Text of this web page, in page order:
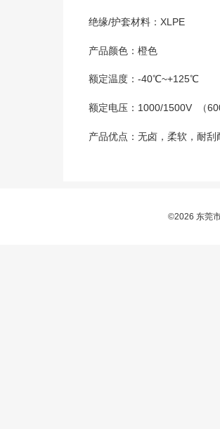
绝缘/护套材料：XLPE
产品颜色：橙色
额定温度：-40℃~+125℃
额定电压：1000/1500V （
产品优点：无卤，柔软，耐
©2026 东莞